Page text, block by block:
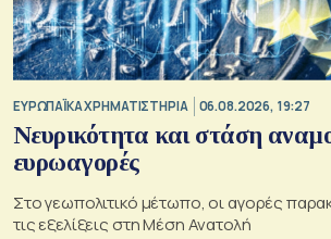
ΕΥΡΩΠΑΪΚΑ ΧΡΗΜΑΤΙΣΤΗΡΙΑ 06.08.2026, 19:27
Νευρικότητα και στάση
ευρωαγορές
Στο γεωπολιτικό μέτωπο, οι αγορές
τις εξελίξεις στη Μέση Ανατολή